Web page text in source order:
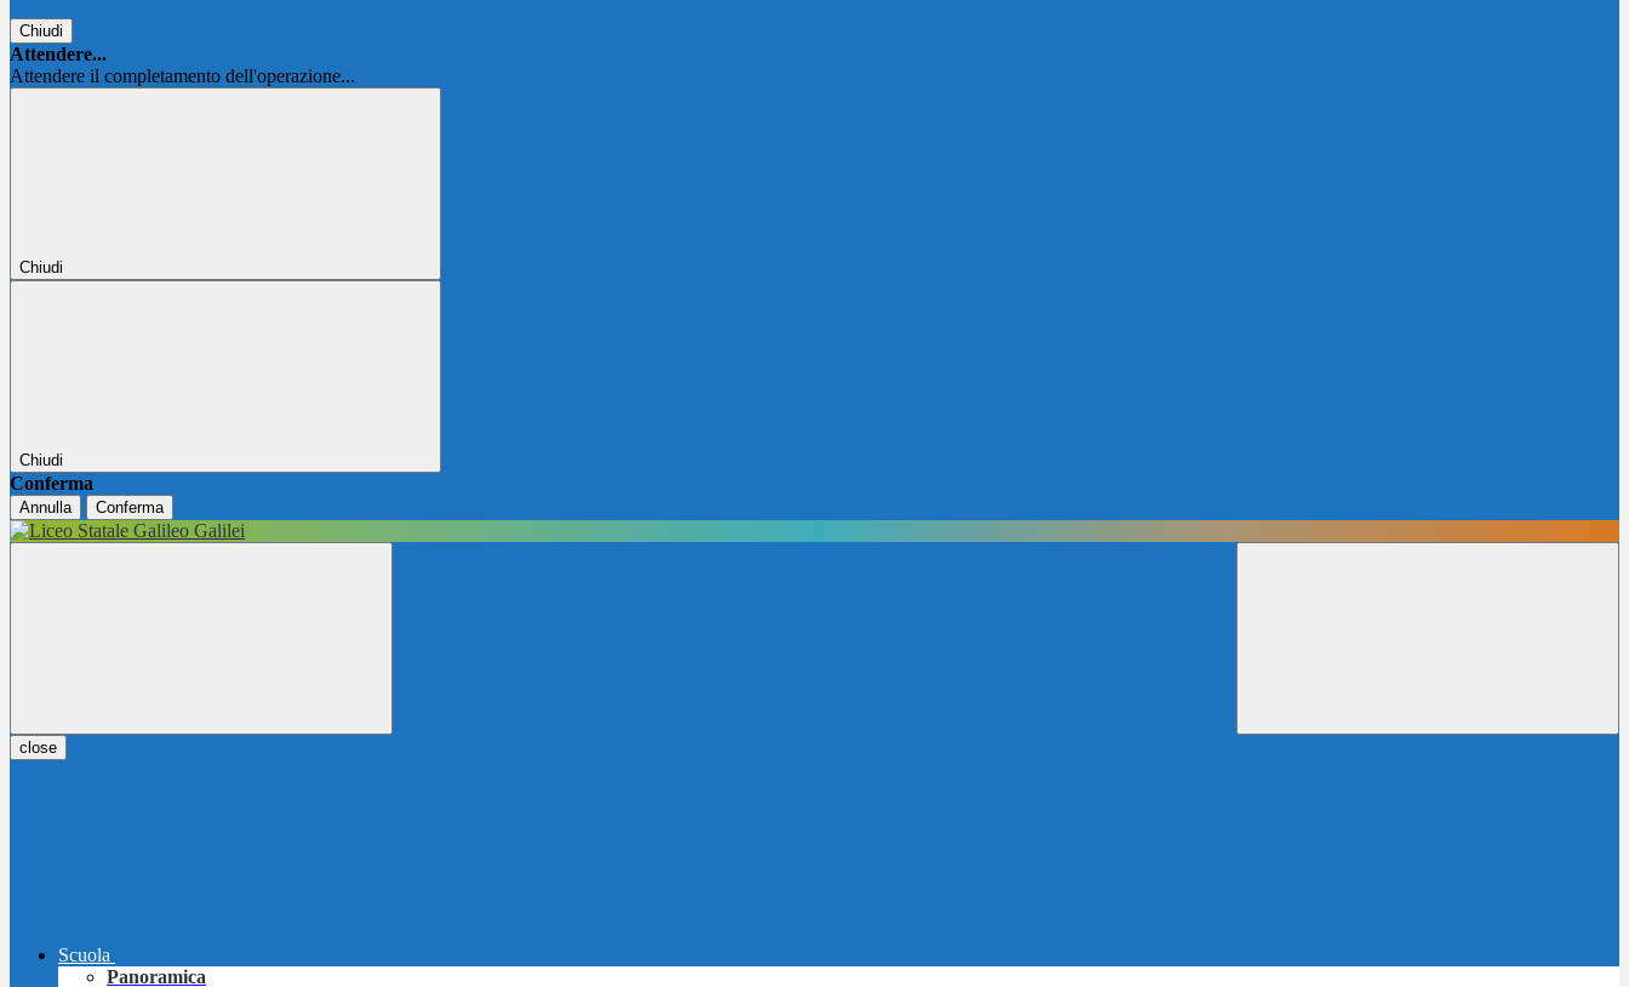
Chiudi
Attendere...
Attendere il completamento dell'operazione...
Chiudi
Chiudi
Conferma
Annulla Conferma
close
Scuola
Panoramica